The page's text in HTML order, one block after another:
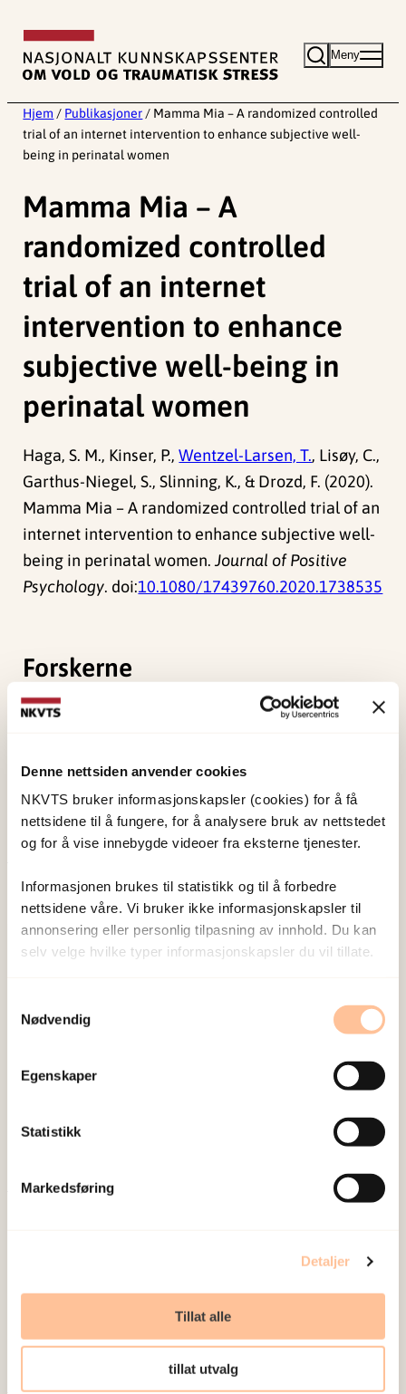
Denne nettsiden anvender cookies
NKVTS bruker informasjonskapsler (cookies) for å få
nettsidene til å fungere, for å analysere bruk av nettstedet
og for å vise innebygde videoer fra eksterne tjenester.
Informasjonen brukes til statistikk og til å forbedre
nettsidene våre. Vi bruker ikke informasjonskapsler til
annonsering eller personlig tilpasning av innhold. Du kan
selv velge hvilke typer informasjonskapsler du vil tillate.
Nødvendig
Egenskaper
Statistikk
Markedsføring
Detaljer
Tillat alle
tillat utvalg
innhold
Meny
Hjem / Publikasjoner / Mamma Mia – A randomized controlled
trial of an internet intervention to enhance subjective well-
being in perinatal women
Mamma Mia – A
randomized controlled
trial of an internet
intervention to enhance
subjective well-being in
perinatal women
Haga, S. M., Kinser, P.,Wentzel-Larsen, T., Lisøy, C.,
Garthus-Niegel, S., Slinning, K., & Drozd, F. (2020).
Mamma Mia – A randomized controlled trial of an
internet intervention to enhance subjective well-
being in perinatal women.Journal of Positive
Psychology. doi:10.1080/17439760.2020.1738535
Forskerne
Wentzel-Larsen, Tore
Vis profil
Publisert:19. mars 2026
Sist redigert:7. august 2026
om vold og traumatisk stress. Formålet er å bidra
sosiale konsekvensene som vold og traumatisk
Publikasjoner
Seminarer og arrangementer
Meld deg på vårt nyhetsbrev